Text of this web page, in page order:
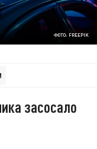
ФОТО: FREEPIK
засосало